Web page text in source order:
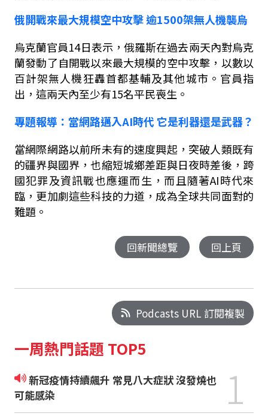
俄開戰來最大規模空中攻擊逾1500架無人機襲烏
烏克蘭官員14日表示，俄羅斯在過去兩天內對烏克
蘭發動了自開戰以來最大規模的空中攻擊，以數以
百計架無人機狂轟首都基輔及其他城市。官員指
出，這兩天內至少有15名平民喪生。
專題報導：當網路邁入AI時代 它是利器還是武器？
當網際網路以前所未有的速度興起，突破人類既有
的疆界與國界，也縮短城鄉差距與日夜時差後，跨
國犯罪及資訊戰也應運而生，而且隨著AI時代來
臨，更加劇這些科技的力道，成為全球共同面對的
難題。
回新聞總覽 回上頁
Podcasts URL 訂閱複製
一周熱門話題 TOP5
新冠疫情持續飆升 常見八大症狀 沒發燒也
可能感染
1